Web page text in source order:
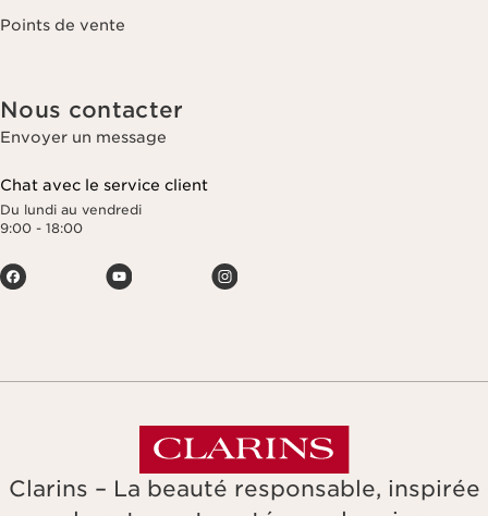
Points de vente
Nous contacter
Envoyer un message
Chat avec le service client
Du lundi au vendredi
9:00 - 18:00
Clarins – La beauté responsable, inspirée